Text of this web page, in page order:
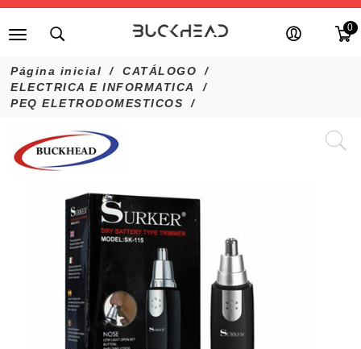
0
Página inicial
CATÁLOGO
ELECTRICA E INFORMATICA
PEQ ELETRODOMESTICOS